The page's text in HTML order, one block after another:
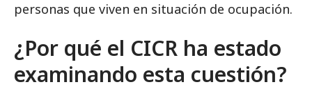
personas que viven en situación de ocupación.
¿Por qué el CICR ha estado
examinando esta cuestión?